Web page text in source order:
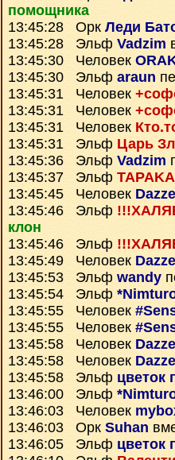
помощника
13:45:28 Орк Леди
13:45:28 Эльф Vadzim
13:45:30 Человек
13:45:30 Эльф araun
13:45:31 Человек
13:45:31 Человек
13:45:31 Человек
13:45:31 Эльф Царь
13:45:36 Эльф Vadzim
13:45:37 Эльф
13:45:45 Человек Dazzel
13:45:46 Эльф
клон
13:45:46 Эльф
13:45:49 Человек Dazzel
13:45:53 Эльф wandy
13:45:54 Эльф
13:45:55 Человек
13:45:55 Человек
13:45:58 Человек Dazzel
13:45:58 Человек
13:45:58 Эльф цветок
13:46:00 Эльф
13:46:03 Человек
13:46:03 Орк Suhan
13:46:05 Эльф цветок